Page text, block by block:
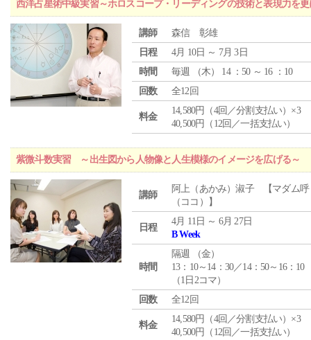
西洋占星術中級実習～ホロスコープ・リーディングの技術と表現力を
講師
森信 彰雄
日程
4月 10日 ～ 7月 3日
時間
毎週 （木） 14 ：50 ～ 16 ：10
回数
全12回
料金
14,580円（4回／分割支払い）×3
40,500円（12回／一括支払い）
紫微斗数実習 ～出生図から人物像と人生模様のイメージを広げる～
講師
阿上（あかみ）淑子 【マダム呼
（ココ）】
日程
4月 11日 ～ 6月 27日
B Week
時間
隔週 （金）
13：10～14：30／14：50～16：10
（1日2コマ）
回数
全12回
料金
14,580円（4回／分割支払い）×3
40,500円（12回／一括支払い）